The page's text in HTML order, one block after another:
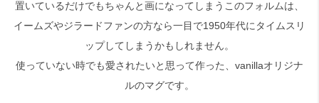
置いているだけでもちゃんと画になってしまうこのフォルムは、
イームズやジラードファンの方なら一目で1950年代にタイムスリ
ップしてしまうかもしれません。
使っていない時でも愛されたいと思って作った、vanillaオリジナ
ルのマグです。